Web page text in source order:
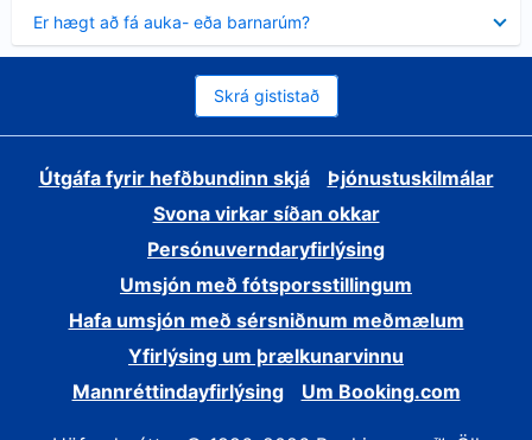
Er hægt að fá auka- eða barnarúm?
sýnt
Skrá gististað
Útgáfa fyrir hefðbundinn skjá
Þjónustuskilmálar
Svona virkar síðan okkar
Persónuverndaryfirlýsing
Umsjón með fótsporsstillingum
Hafa umsjón með sérsniðnum meðmælum
Yfirlýsing um þrælkunarvinnu
Mannréttindayfirlýsing
Um Booking.com